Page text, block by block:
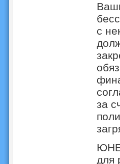
с
за
для